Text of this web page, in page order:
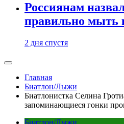
Россиянам
правильно мыть
2 дня спустя
Главная
Биатлон/Лыжи
Биатлонистка Селина
запоминающиеся гонки
Биатлон/Лыжи